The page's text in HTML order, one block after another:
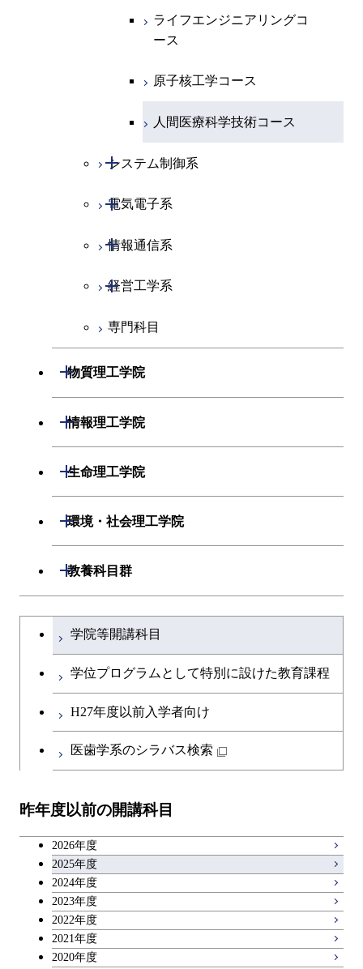
ライフエンジニアリングコ
ース
原子核工学コース
人間医療科学技術コース
システム制御系
開閉
システム制御コース
エンジニアリングデザイン
電気電子系
開閉
電気電子コース
エネルギーコース
エネルギー・情報コース
情報通信系
開閉
情報通信コース
エンジニアリングデザイン
コース
人間医療科学技術コース
経営工学系
開閉
経営工学コース
専門科目
物質理工学院
開閉
材料系
開閉
エネルギーコース
原子核工学コース
人間医療科学技術コース
応用化学コース
ース
原子核工学コース
物質・情報卓越コース
専門科目
情報理工学院
開閉
数理・計算科学系
開閉
知能情報コース
情報工学コース
知能情報コース
エネルギー・情報コース
人間医療科学技術コース
物質・情報卓越コース
専門科目
生命理工学院
開閉
生命理工学系
開閉
ライフエンジニアリングコ
ース
物質・情報卓越コース
環境・社会理工学院
開閉
建築学系
開閉
コース
都市・環境学コース
コース
都市・環境学コース
開閉
エネルギーコース
エネルギー・情報コース
エンジニアリングデザイン
原子核工学コース
物質・情報卓越コース
社会・人間科学コース
イノベーション科学系
イノベーション科学コース
人間医療科学技術コース
技術経営専門職学位課程
開閉
技術経営専門職学位課程
専門科目
教養科目群
開閉
文系教養科目
英語科目
第二外国語科目
キャリア科目
大学院課程を切り替える
学院等開講科目
学位プログラムとして特別に設けた教育課程
H27年度以前入学者向け
医歯学系のシラバス検索
昨年度以前の開講科目
2026年度
2025年度
2024年度
2023年度
2022年度
2021年度
2020年度